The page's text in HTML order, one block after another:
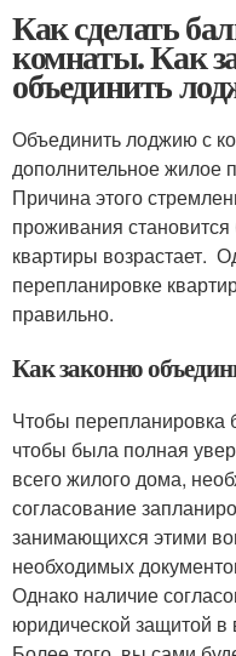
Как сделать
комнаты. Как
объединить
Объединить лоджию с
дополнительное жилое
Причина этого
проживания
квартиры возрастает.
перепланировке
правильно.
Как законно
Чтобы перепланировка
чтобы была полная
всего жилого дома,
согласование
занимающихся этими
необходимых
Однако наличие
юридической защитой